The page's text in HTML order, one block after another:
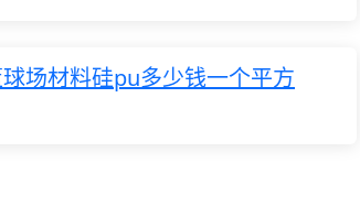
场材料硅pu多少钱一个平方